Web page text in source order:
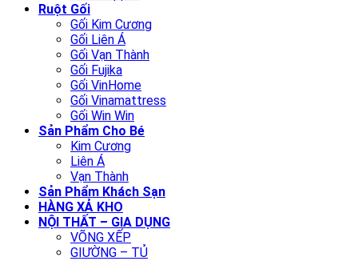
Ruột Gối
Gối Kim Cương
Gối Liên Á
Gối Vạn Thành
Gối Fujika
Gối VinHome
Gối Vinamattress
Gối Win Win
Sản Phẩm Cho Bé
Kim Cương
Liên Á
Vạn Thành
Sản Phẩm Khách Sạn
HÀNG XẢ KHO
NỘI THẤT – GIA DỤNG
VÕNG XẾP
GIƯỜNG – TỦ